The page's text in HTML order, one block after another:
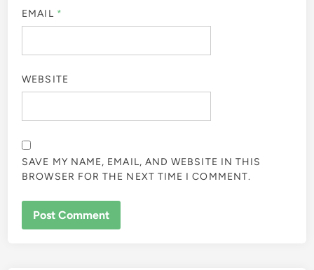
EMAIL *
WEBSITE
SAVE MY NAME, EMAIL, AND WEBSITE IN THIS
BROWSER FOR THE NEXT TIME I COMMENT.